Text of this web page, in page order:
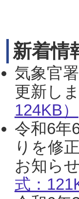
新着情
気象官
更新し
124KB）
令和6年
りを修
お知ら
式：